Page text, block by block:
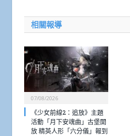
相關報導
07/08/2026
《少女前線2：追放》主題
活動「月下安魂曲」古堡開
放 精英人形「六分儀」報到